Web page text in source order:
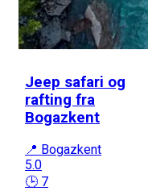
Jeep safari og
rafting fra
Bogazkent
📍 Bogazkent
5.0
🕒 7